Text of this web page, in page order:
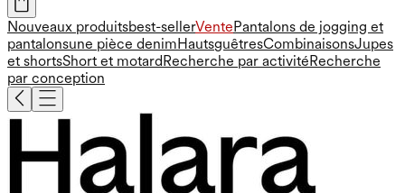
Nouveaux produitsbest-sellerVente Pantalons de jogging et
pantalonsune pièce denim HautsguêtresCombinaisonsJupes
et shortsShort et motard Recherche par activité Recherche
par conception